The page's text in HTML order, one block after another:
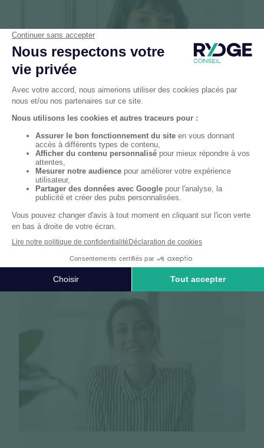
Articles 04/06/2026 2 min
Taxe d’apprentissage 2026 : Optimisez
votre stratégie RH
Comment transformer le solde de la taxe
d'apprentissage 2026 en levier
d'attractivité et de recrutement pour vos
équipes ? Les conseils des experts RYDGE
Conseil.
Lire l'article